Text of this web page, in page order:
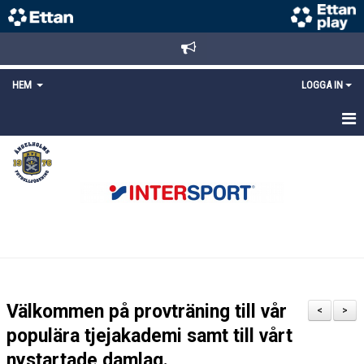
HEM LOGGA IN
STARTSIDA
NYHETER
LÄNKAR
>
<
Välkommen på provträning till vår
populära tjejakademi samt till vårt